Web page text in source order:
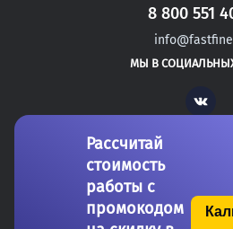
САНКТ-
ВЕРХНИЙ
ГУКОВО
8 800 551
МЫ В
Vk
Рассчитай
стоимость
работы с
промокодом